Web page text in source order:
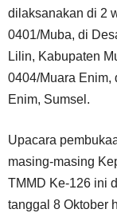
dilaksanakan di 2
0401/Muba, di
Lilin, Kabupaten
0404/Muara Enim,
Enim, Sumsel.
Upacara
masing-masing
TMMD Ke-126 ini
tanggal 8 Oktober